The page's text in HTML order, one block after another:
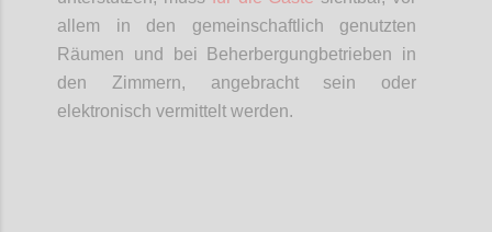
allem in den gemeinschaftlich genutzten
Räumen und bei
Beherbergungbetrieben in
den Zimmern, angebracht sein oder
elektronisch vermittelt werden.